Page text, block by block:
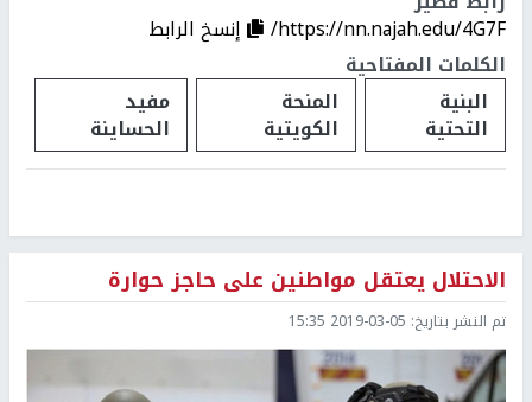
https://nn.najah.edu/4G7F/
إنسخ الرابط
الكلمات المفتاحية
البنية
التحتية
المنحة
الكويتية
مفيد
الحساينة
الاحتلال يعتقل مواطنين على حاجز حوارة
تم النشر بتاريخ: 2019-03-05 15:35